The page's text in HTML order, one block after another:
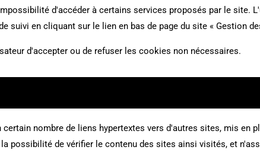
d'accéder à certains services proposés par le site.
suivi en cliquant sur le lien en bas de page du site « Gestion
d'accepter ou de refuser les cookies non nécessaires.
certain nombre de liens hypertextes vers d'autres sites, mis en
la possibilité de vérifier le contenu des sites ainsi visités, et